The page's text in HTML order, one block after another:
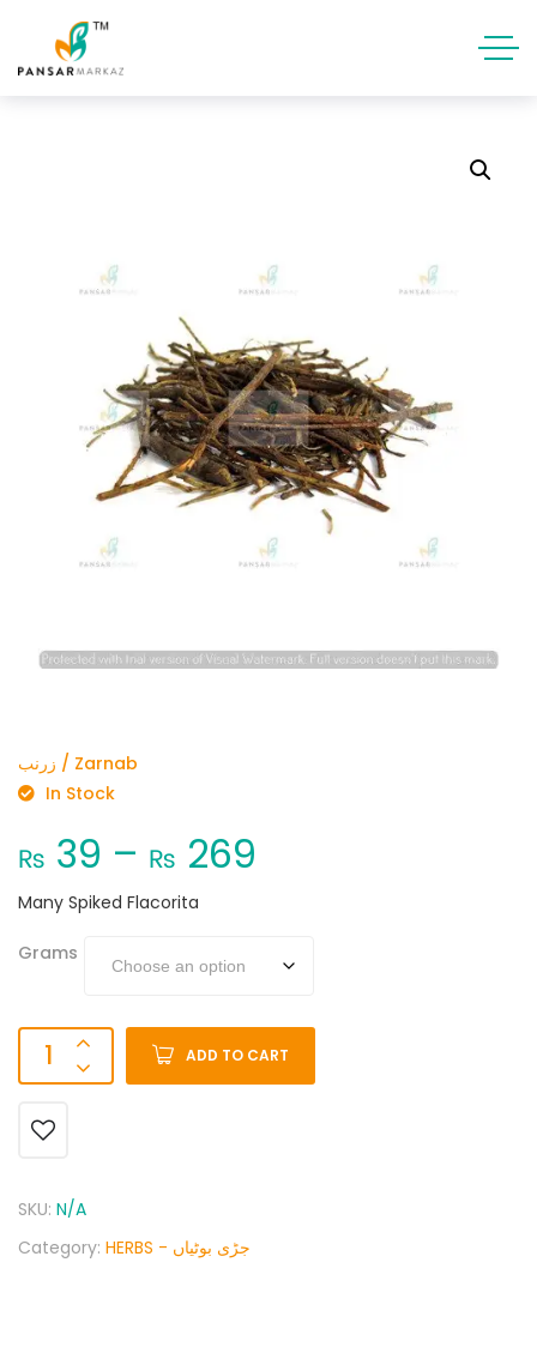
زرنب / Zarnab
In Stock
₨ 39 – ₨ 269
Many Spiked Flacorita
Grams
ADD TO CART
SKU: N/A
Category:
HERBS - جڑی بوٹیاں